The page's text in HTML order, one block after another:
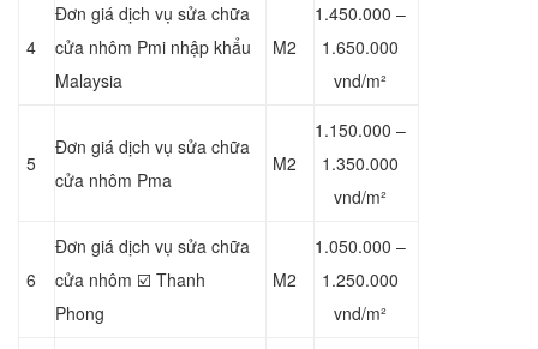
4
Đơn giá dịch vụ sửa chữa
cửa nhôm Pmi nhập khẩu
Malaysia
M2
1.450.000 –
1.650.000
vnd/m²
5
Đơn giá dịch vụ sửa chữa
cửa nhôm Pma
M2
1.150.000 –
1.350.000
vnd/m²
6
Đơn giá dịch vụ sửa chữa
cửa nhôm ☑️ Thanh
Phong
M2
1.050.000 –
1.250.000
vnd/m²